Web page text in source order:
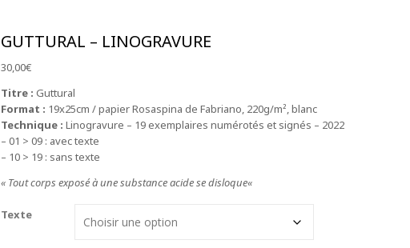
GUTTURAL – LINOGRAVURE
30,00€
Titre : Guttural
Format : 19x25cm / papier Rosaspina de Fabriano, 220g/m², blanc
Technique : Linogravure – 19 exemplaires numérotés et signés – 2022
– 01 > 09 : avec texte
– 10 > 19 : sans texte
« Tout corps exposé à une substance acide se disloque«
Texte